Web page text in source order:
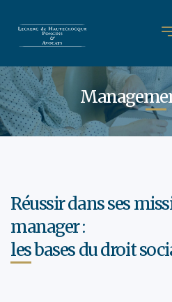
Réussir dans ses
manager :
les bases du droit